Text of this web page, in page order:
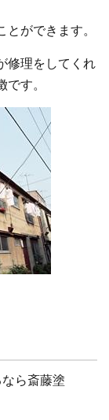
ができます。
修理をしてくれ
す。
ら斎藤塗